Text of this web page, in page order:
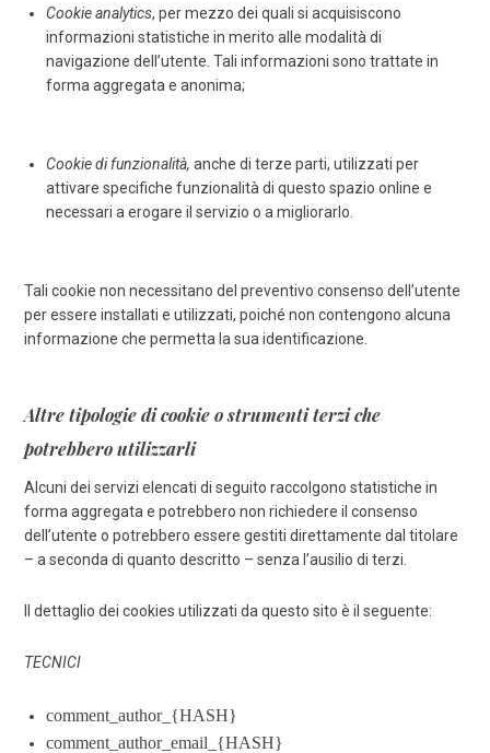
Cookie analytics, per mezzo dei quali si acquisiscono
informazioni statistiche in merito alle modalità di
navigazione dell’utente. Tali informazioni sono trattate in
forma aggregata e anonima;
Cookie di funzionalità, anche di terze parti, utilizzati per
attivare specifiche funzionalità di questo spazio online e
necessari a erogare il servizio o a migliorarlo.
Tali cookie non necessitano del preventivo consenso dell’utente
per essere installati e utilizzati, poiché non contengono alcuna
informazione che permetta la sua identificazione.
Altre tipologie di cookie o strumenti terzi che
potrebbero utilizzarli
Alcuni dei servizi elencati di seguito raccolgono statistiche in
forma aggregata e potrebbero non richiedere il consenso
dell’utente o potrebbero essere gestiti direttamente dal titolare
– a seconda di quanto descritto – senza l’ausilio di terzi.
Il dettaglio dei cookies utilizzati da questo sito è il seguente:
TECNICI
comment_author_{HASH}
comment_author_email_{HASH}